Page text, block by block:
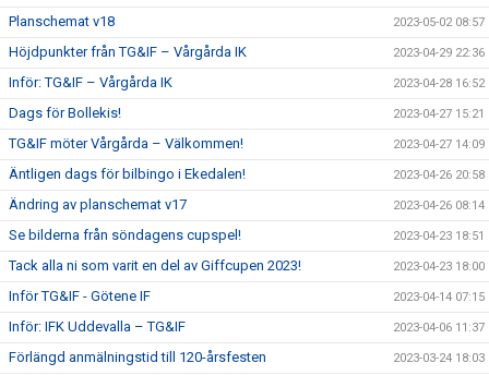
Planschemat v18 2023-05-02 08:57
Höjdpunkter från TG&IF – Vårgårda IK 2023-04-29 22:36
Inför: TG&IF – Vårgårda IK 2023-04-28 16:52
Dags för Bollekis! 2023-04-27 15:21
TG&IF möter Vårgårda – Välkommen! 2023-04-27 14:09
Äntligen dags för bilbingo i Ekedalen! 2023-04-26 20:58
Ändring av planschemat v17 2023-04-26 08:14
Se bilderna från söndagens cupspel! 2023-04-23 18:51
Tack alla ni som varit en del av Giffcupen 2023! 2023-04-23 18:00
Inför TG&IF - Götene IF 2023-04-14 07:15
Inför: IFK Uddevalla – TG&IF 2023-04-06 11:37
Förlängd anmälningstid till 120-årsfesten 2023-03-24 18:03